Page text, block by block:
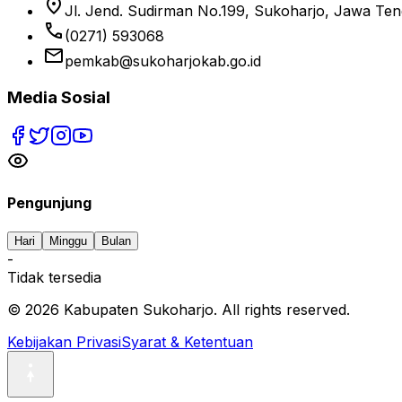
location_on Jl. Jend. Sudirman No.199, Sukoharjo, Jawa
phone (0271) 593068
emailpemkab@sukoharjokab.go.id
Media Sosial
Pengunjung
Hari Minggu Bulan
-
Tidak tersedia
© 2026 Kabupaten Sukoharjo. All rights reserved.
Kebijakan PrivasiSyarat & Ketentuan